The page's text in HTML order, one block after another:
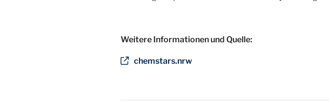
Weitere Informationen und Quelle:
chemstars.nrw